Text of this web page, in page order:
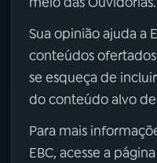
Sua opinião ajuda a
conteúdos
se esqueça de
do conteúdo alvo
Para mais
EBC, acesse a